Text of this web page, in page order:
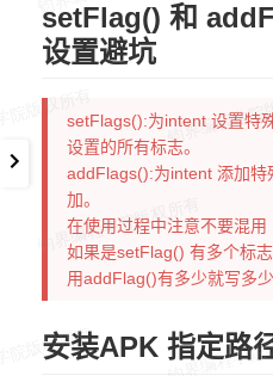
setFlag() 和
设置避坑
setFlags():为intent 设置特
设置的所有标志。
addFlags():为intent 添加特
加。
在使用过程中注意不要混用
如果是setFlag() 有多个标
用addFlag()有多少就写多
安装APK 指定路